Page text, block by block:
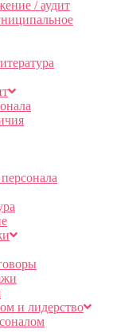
/ аудит
и лидерство